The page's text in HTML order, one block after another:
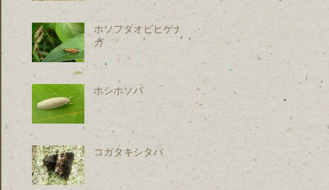
ホソフタオビヒゲナ
ガ
ホシホソバ
コガタキシタバ